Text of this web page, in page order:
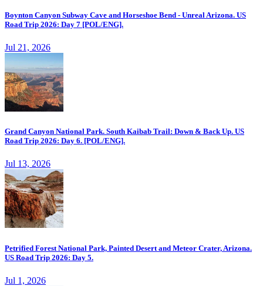
Boynton Canyon Subway Cave and Horseshoe Bend - Unreal Arizona. US
Road Trip 2026: Day 7 [POL/ENG].
Jul 21, 2026
Grand Canyon National Park. South Kaibab Trail: Down & Back Up. US
Road Trip 2026: Day 6. [POL/ENG].
Jul 13, 2026
Petrified Forest National Park, Painted Desert and Meteor Crater, Arizona.
US Road Trip 2026: Day 5.
Jul 1, 2026